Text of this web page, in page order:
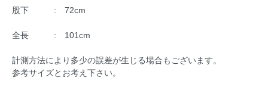
股下 : 72cm
全長 : 101cm
計測方法により多少の誤差が生じる場合もございます。
参考サイズとお考え下さい。